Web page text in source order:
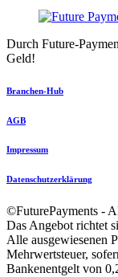
Durch Future-
Geld!
Branchen-Hub
AGB
Impressum
Datenschutzerklärung
©FuturePayments -
Das Angebot richtet
Alle ausgewiesenen
Mehrwertsteuer,
Bankenentgelt von